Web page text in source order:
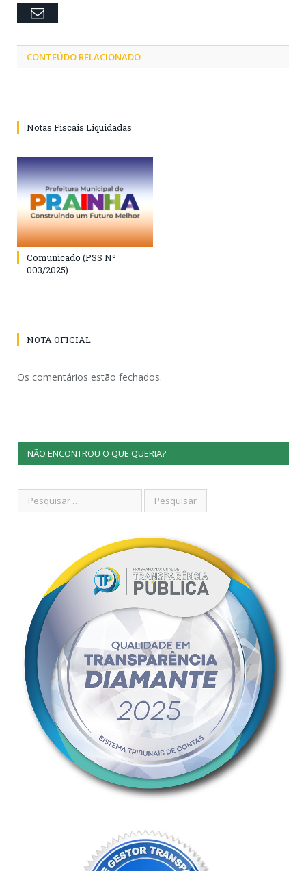
Email
CONTEÚDO RELACIONADO
Notas Fiscais Liquidadas
Comunicado (PSS Nº
003/2025)
NOTA OFICIAL
Os comentários estão fechados.
NÃO ENCONTROU O QUE QUERIA?